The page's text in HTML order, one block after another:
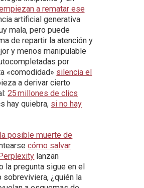
a rematar ese
artificial generativa
mala, pero puede
de repartir la atención y
y menos manipulable
por
«comodidad» silencia el
a derivar cierto
25 millones de clics
hay quiebra, si no hay
posible muerte de
cómo salvar
lanzan
la pregunta sigue en el
sobreviviera, ¿quién la